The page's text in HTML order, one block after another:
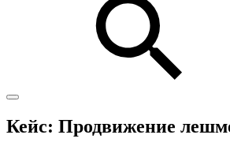
Кейс: Продвижение